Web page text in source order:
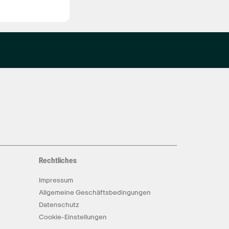
Rechtliches
Impressum
Allgemeine Geschäftsbedingungen
Datenschutz
Cookie-Einstellungen